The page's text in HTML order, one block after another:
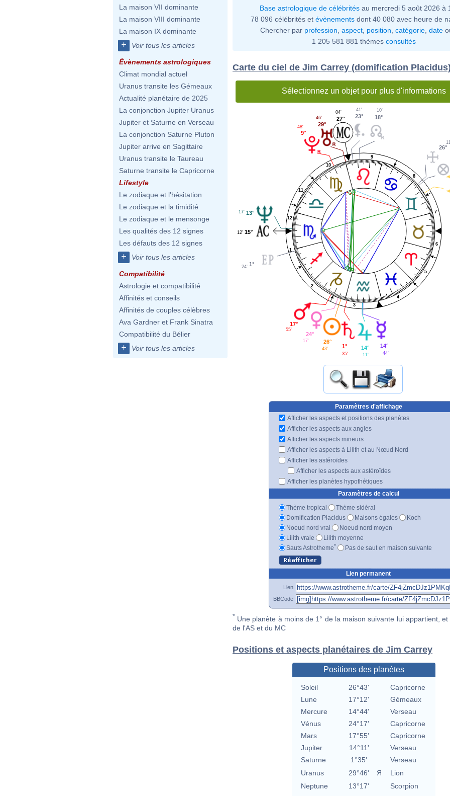
La maison VII dominante
La maison VIII dominante
La maison IX dominante
+ Voir tous les articles
Évènements astrologiques
Climat mondial actuel
Uranus transite les Gémeaux
Actualité planétaire de 2025
La conjonction Jupiter Uranus
Jupiter et Saturne en Verseau
La conjonction Saturne Pluton
Jupiter arrive en Sagittaire
Uranus transite le Taureau
Saturne transite le Capricorne
Lifestyle
Le zodiaque et l'hésitation
Le zodiaque et la timidité
Le zodiaque et le mensonge
Les qualités des 12 signes
Les défauts des 12 signes
+ Voir tous les articles
Compatibilité
Astrologie et compatibilité
Affinités et conseils
Affinités de couples célèbres
Ava Gardner et Frank Sinatra
Compatibilité du Bélier
+ Voir tous les articles
Base astrologique de célébritésau mercredi 5 août 2026 à
78 096 célébrités et évènements dont 40 080 avec heure de
Chercher par profession aspect position catégorie date
1 205 581 881 thèmes consultés
Carte du ciel de Jim Carrey (domification Placidus)
Sélectionnez un objet pour plus d'informations
1
2
3
4
5
6
7
8
9
10
11
12
26°
18°
10'
23°
41'
27°
04'
29°
46'
9°
48'
13°
17'
15°
12'
1°
24'
17°
55'
24°
17' 26°
43' 1°
35'
14°
11'
14°
44'
Paramètres d'affichage
Afficher les aspects et positions des planètes
Afficher les aspects aux angles
Afficher les aspects mineurs
Afficher les aspects à Lilith et au Nœud Nord
Afficher les astéroïdes
Afficher les aspects aux astéroïdes
Afficher les planètes hypothétiques
Paramètres de calcul
Thème tropical
Thème sidéral
Domification Placidus
Maisons égales
Koch
Noeud nord vrai
Noeud nord moyen
Lilith vraie
Lilith moyenne
Sauts Astrotheme* Pas de saut en maison suivante
Lien permanent
Lien
BBCode
* Une planète à moins de 1° de la maison suivante lui appartient, et
de l'AS et du MC
Positions et aspects planétaires de Jim Carrey
Positions des planètes
Soleil 26°43'
Capricorne
Lune
17°12'
Gémeaux
Mercure
14°44'
Verseau
Vénus
24°17'
Capricorne
Mars
17°55'
Capricorne
Jupiter
14°11'
Verseau
Saturne
1°35'
Verseau
Uranus
29°46' Я
Lion
Neptune
13°17'
Scorpion